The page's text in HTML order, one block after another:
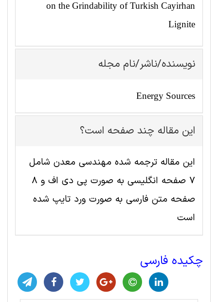
on the Grindability of Turkish Cayirhan
Lignite
نویسنده/ناشر/نام مجله
Energy Sources
این مقاله چند صفحه است؟
این مقاله ترجمه شده مهندسی معدن شامل
7 صفحه انگلیسی به صورت پی دی اف و 8
صفحه متن فارسی به صورت ورد تایپ شده
است
چکیده فارسی